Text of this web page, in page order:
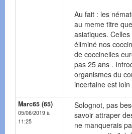
Au fait : les
au meme titre
asiatiques.
éliminé nos
de coccinelles
pas 25 ans .
organismes du
incertaine est
Marc65 (65)
05/06/2019 à
11:25
Solognot, pas
savoir attraper
ne manquerais